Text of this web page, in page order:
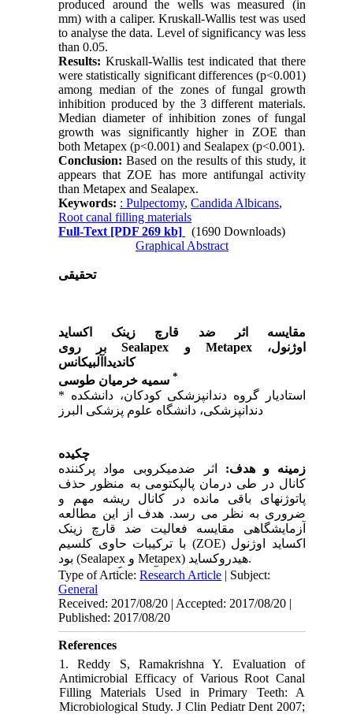
produced around the wells was measured (in
mm) with a caliper. Kruskall-Wallis test was used
to analyse the data. Level of significancy was less
than 0.05.
Results: Kruskall-Wallis test indicated that there
were statistically significant differences (p<0.001)
among median of the zones of fungal growth
inhibition produced by the 3 different materials.
Median diameter of inhibition zones of fungal
growth was significantly higher in ZOE than
both Metapex (p<0.001) and Sealapex (p<0.001).
Conclusion: Based on the results of this study, it
appears that ZOE has more antifungal activity
than Metapex and Sealapex.
Keywords: : Pulpectomy,Candida Albicans,
Root canal filling materials
Full-Text [PDF 269 kb]
(1690 Downloads)
Graphical Abstract
تحقیقی
مقایسه اثر ضد قارچ
زینک اکساید
اوژنول، Metapex و Sealapexبر روی
کاندیداآلبیکانس
سمیه خرمیان طوسی*
* استادیار گروه دندانپزشکی کودکان، دانشکده
دندانپزشکی، دانشگاه علوم پزشکی البرز
چکیده
زمینه و هدف: اثر ضدمیکروبی مواد پرکننده
کانال در طی درمان پالپکتومی به منظور حذف
پاتوژن­های باقی مانده در کانال ریشه مهم و
ضروری به نظر می رسد. هدف از این مطالعه
آزمایشگاهی مقایسه فعالیت ضد قارچ زینک
اکساید اوژنول(ZOE) با ترکیبات حاوی کلسیم
هیدروکساید (Metapexو Sealapex
) بود.
روش بررسی: یک مطالعه آزمایشگاهی، جهت
ارزیابی فعالیت ضد قارچ طراحی و از تست
مهاری انتشار در آگار استفاده گردید. برای این
منظور از 30 پلیت به قطر 10 سانتی­متر که محتوی
آگاری به ضخامت چهار میلی­متر و حاوی قارچ
کاندیدا­آلبیکانس بود استفاده شد. در هر ظرف،
چهار حفره با فواصل یکسان از هم و به قطر پنج
میلی­متر در آگار ایجاد گردید. در سه حفره، مواد
مورد آزمایش (Metapex وSealapexوZOE) و در
یک حفره، آب مقطر به عنوان کنترل منفی ریخته
Type of Article:Research Article | Subject:
General
Received: 2017/08/20 | Accepted: 2017/08/20 |
Published: 2017/08/20
References
1. Reddy S, Ramakrishna Y. Evaluation of
Antimicrobial Efficacy of Various Root Canal
Filling Materials Used in Primary Teeth: A
Microbiological Study. J Clin Pediatr Dent 2007;